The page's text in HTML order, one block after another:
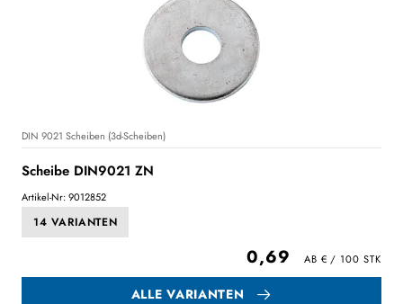
DIN 9021 Scheiben (3d-Scheiben)
Scheibe DIN9021 ZN
Artikel-Nr: 9012852
14 VARIANTEN
0,69
ALLE VARIANTEN